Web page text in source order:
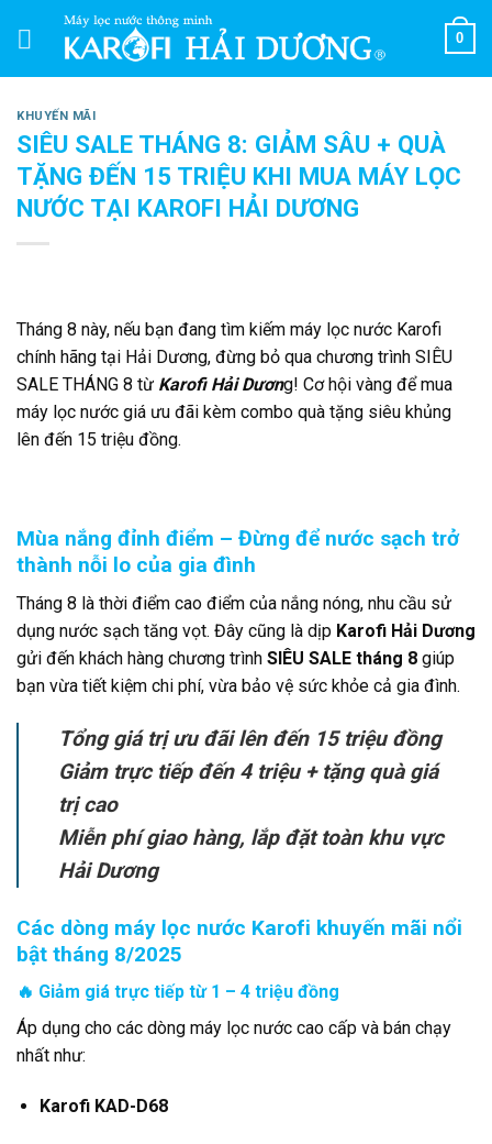
0
KHUYẾN MÃI
SIÊU SALE THÁNG 8: GIẢM SÂU + QUÀ
TẶNG ĐẾN 15 TRIỆU KHI MUA MÁY LỌC
NƯỚC TẠI KAROFI HẢI DƯƠNG
Tháng 8 này, nếu bạn đang tìm kiếm máy lọc nước Karofi
chính hãng tại Hải Dương, đừng bỏ qua chương trình SIÊU
SALE THÁNG 8 từ Karofi Hải Dương! Cơ hội vàng để mua
máy lọc nước giá ưu đãi kèm combo quà tặng siêu khủng
lên đến 15 triệu đồng.
Mùa nắng đỉnh điểm – Đừng để nước sạch trở
thành nỗi lo của gia đình
Tháng 8 là thời điểm cao điểm của nắng nóng, nhu cầu sử
dụng nước sạch tăng vọt. Đây cũng là dịp Karofi Hải Dương
gửi đến khách hàng chương trình SIÊU SALE tháng 8 giúp
bạn vừa tiết kiệm chi phí, vừa bảo vệ sức khỏe cả gia đình.
Tổng giá trị ưu đãi lên đến 15 triệu đồng
Giảm trực tiếp đến 4 triệu + tặng quà giá
trị cao
Miễn phí giao hàng, lắp đặt toàn khu vực
Hải Dương
Các dòng máy lọc nước Karofi khuyến mãi nổi
bật tháng 8/2025
🔥 Giảm giá trực tiếp từ 1 – 4 triệu đồng
Áp dụng cho các dòng máy lọc nước cao cấp và bán chạy
nhất như:
Karofi KAD-D68